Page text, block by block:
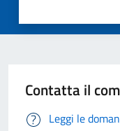
Contatta il
Leggi le